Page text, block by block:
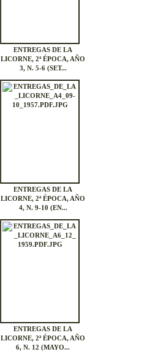
ENTREGAS DE LA
LICORNE, 2ª ÉPOCA, AÑO
3, N. 5-6 (SET...
ENTREGAS DE LA
LICORNE, 2ª ÉPOCA, AÑO
4, N. 9-10 (EN...
ENTREGAS DE LA
LICORNE, 2ª ÉPOCA, AÑO
6, N. 12 (MAYO...